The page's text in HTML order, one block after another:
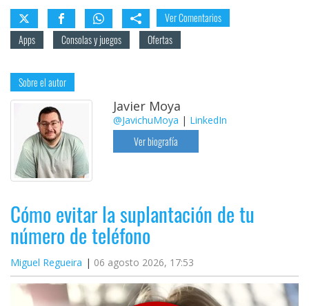
Ver Comentarios
Apps
Consolas y juegos Ofertas
Sobre el autor
Javier Moya
@JavichuMoya | LinkedIn
Ver biografía
Cómo evitar la suplantación de tu
número de teléfono
Miguel Regueira 06 agosto 2026, 17:53